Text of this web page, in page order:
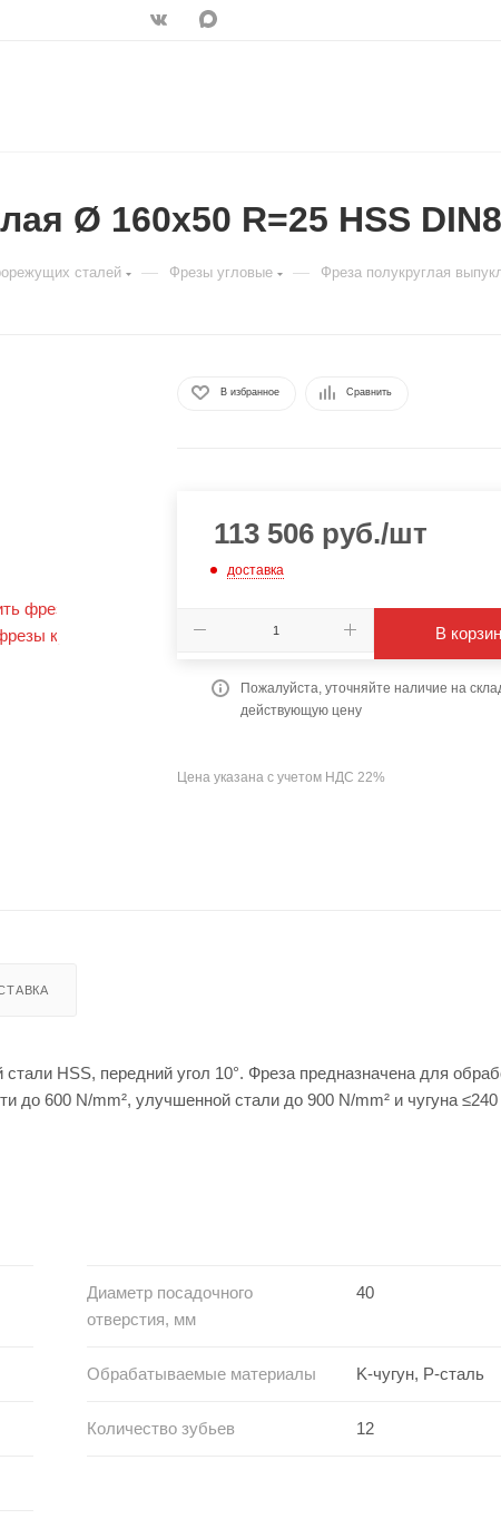
Ø 160x50 R=25 HSS
сталей — Фрезы угловые — Фреза полукруглая
В избранное Сравнить
113 506 руб./шт
доставка
В
Пожалуйста, уточняйте наличие на
действующую цену
Цена указана с учетом НДС 22%
HSS, передний угол 10°. Фреза предназначена для
до 600 N/mm², улучшенной стали до 900 N/mm² и чугуна
Диаметр посадочного
отверстия, мм
40
Обрабатываемые материалы K-чугун, P-сталь
Количество зубьев 12